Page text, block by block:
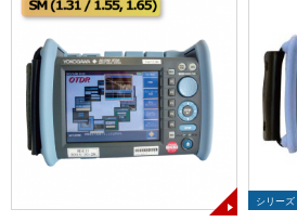
シリーズ